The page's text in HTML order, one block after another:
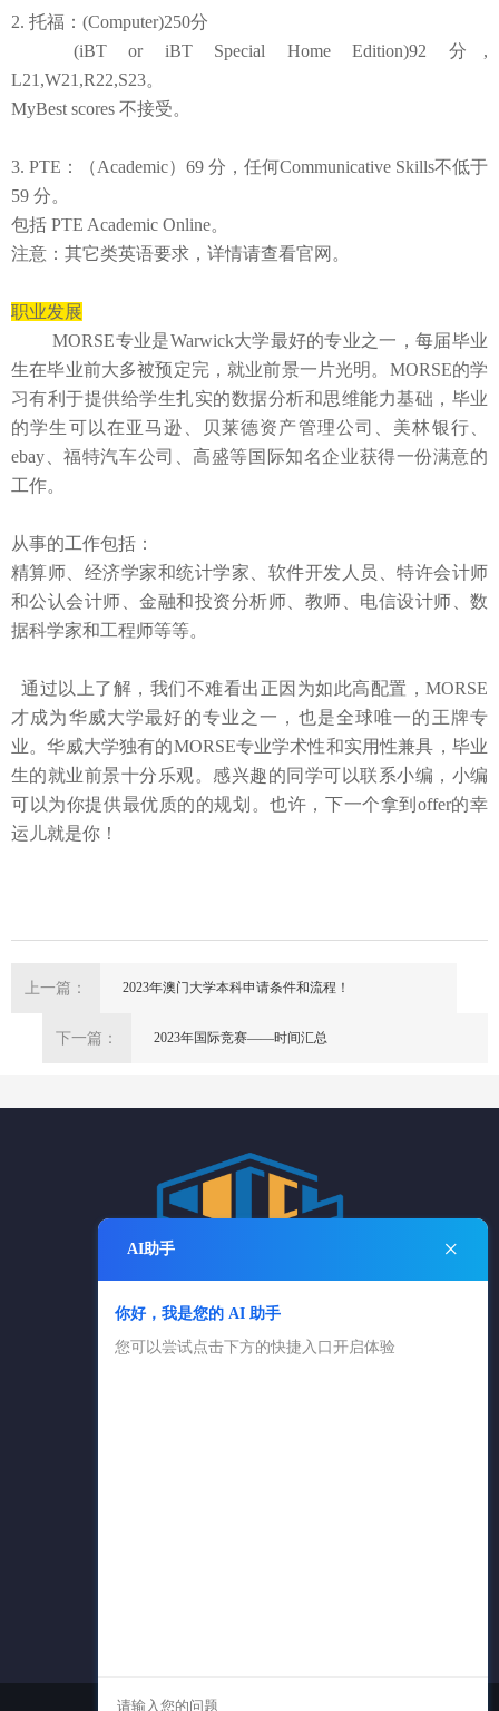
2. 托福：(Computer)250分
(iBT or iBT Special Home Edition)92 分,
L21,W21,R22,S23。
MyBest scores 不接受。
3. PTE： （Academic） 69 分，任何Communicative Skills不低于
59 分。
包括 PTE Academic Online。
注意：其它类英语要求，详情请查看官网。
职业发展
MORSE专业是Warwick大学最好的专业之一，每届毕业
生在毕业前大多被预定完，就业前景一片光明。MORSE的学
习有利于提供给学生扎实的数据分析和思维能力基础，毕业
的学生可以在亚马逊、贝莱德资产管理公司、美林银行、
ebay、福特汽车公司、高盛等国际知名企业获得一份满意的
工作。
从事的工作包括：
精算师、经济学家和统计学家、软件开发人员、特许会计师
和公认会计师、金融和投资分析师、教师、电信设计师、数
据科学家和工程师等等。
通过以上了解，我们不难看出正因为如此高配置， MORSE
才成为华威大学最好的专业之一，也是全球唯一的王牌专
业。华威大学独有的MORSE专业学术性和实用性兼具，毕业
生的就业前景十分乐观。感兴趣的同学可以联系小编，小编
可以为你提供最优质的的规划。也许，下一个拿到offer的幸
运儿就是你！
上一篇： 2023年澳门大学本科申请条件和流程！
下一篇： 2023年国际竞赛——时间汇总
电话：025-84869361
AI助手 ×
你好，我是您的 AI 助手
您可以尝试点击下方的快捷入口开启体验